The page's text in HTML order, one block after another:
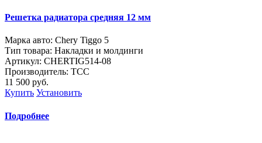
Решетка радиатора средняя 12 мм
Марка авто: Chery Tiggo 5
Тип товара: Накладки и молдинги
Артикул: CHERTIG514-08
Производитель: ТСС
11 500 руб.
Купить Установить
Подробнее